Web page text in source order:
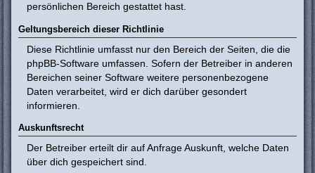
persönlichen Bereich gestattet hast.
Geltungsbereich dieser Richtlinie
Diese Richtlinie umfasst nur den Bereich der Seiten, die die
phpBB-Software umfassen. Sofern der Betreiber in anderen
Bereichen seiner Software weitere personenbezogene
Daten verarbeitet, wird er dich darüber gesondert
informieren.
Auskunftsrecht
Der Betreiber erteilt dir auf Anfrage Auskunft, welche Daten
über dich gespeichert sind.